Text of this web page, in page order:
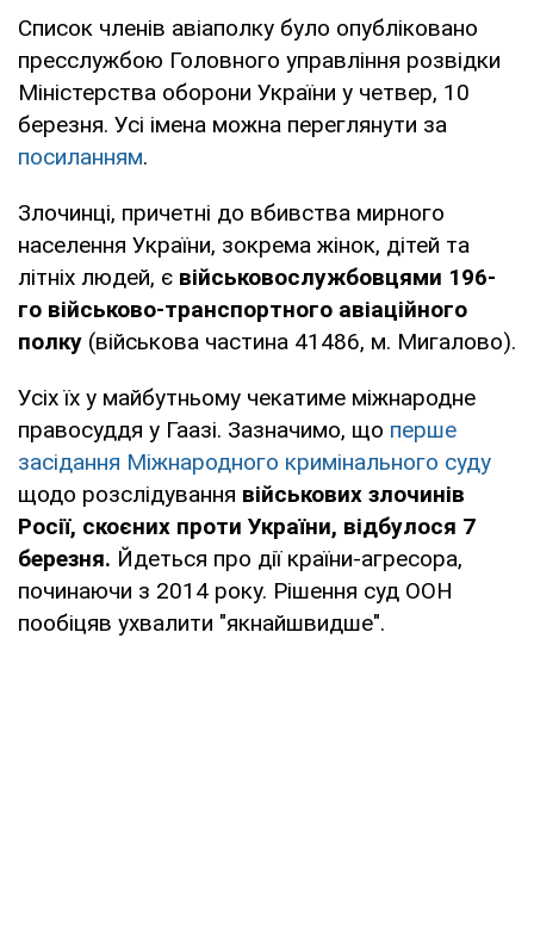
Список членів авіаполку було опубліковано
пресслужбою Головного управління розвідки
Міністерства оборони України у четвер, 10
березня. Усі імена можна переглянути за
посиланням.
Злочинці, причетні до вбивства мирного
населення України, зокрема жінок, дітей та
літніх людей, є військовослужбовцями 196-
го військово-транспортного авіаційного
полку (військова частина 41486, м. Мигалово).
Усіх їх у майбутньому чекатиме міжнародне
правосуддя у Гаазі. Зазначимо, що перше
засідання Міжнародного кримінального суду
щодо розслідування військових злочинів
Росії, скоєних проти України, відбулося 7
березня. Йдеться про дії країни-агресора,
починаючи з 2014 року. Рішення суд ООН
пообіцяв ухвалити "якнайшвидше".